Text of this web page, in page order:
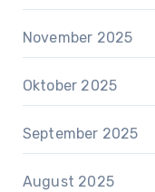
November 2025
Oktober 2025
September 2025
August 2025